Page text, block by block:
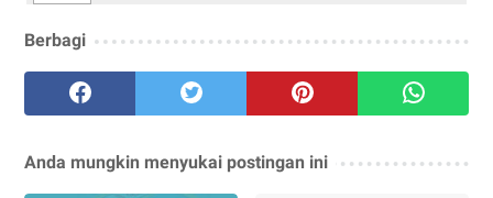
Berbagi
Anda mungkin menyukai postingan ini